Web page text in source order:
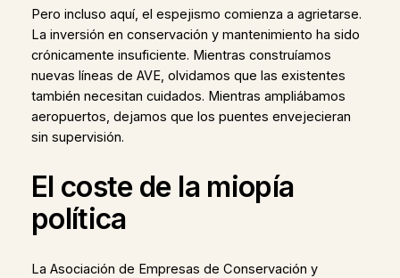
Pero incluso aquí, el espejismo comienza a agrietarse.
La inversión en conservación y mantenimiento ha sido
crónicamente insuficiente. Mientras construíamos
nuevas líneas de AVE, olvidamos que las existentes
también necesitan cuidados. Mientras ampliábamos
aeropuertos, dejamos que los puentes envejecieran
sin supervisión.
El coste de la miopía
política
La Asociación de Empresas de Conservación y